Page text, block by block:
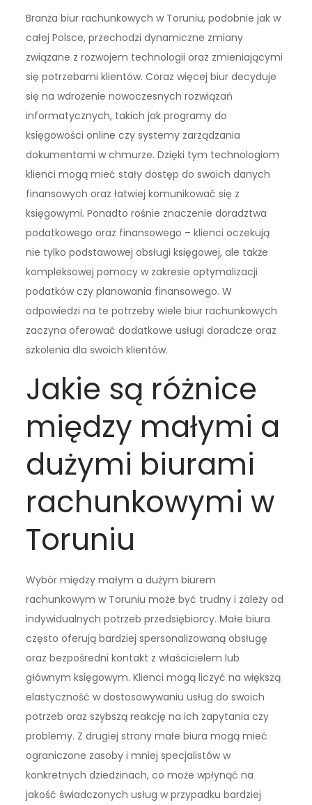
Branża biur rachunkowych w Toruniu, podobnie jak w
całej Polsce, przechodzi dynamiczne zmiany
związane z rozwojem technologii oraz zmieniającymi
się potrzebami klientów. Coraz więcej biur decyduje
się na wdrożenie nowoczesnych rozwiązań
informatycznych, takich jak programy do
księgowości online czy systemy zarządzania
dokumentami w chmurze. Dzięki tym technologiom
klienci mogą mieć stały dostęp do swoich danych
finansowych oraz łatwiej komunikować się z
księgowymi. Ponadto rośnie znaczenie doradztwa
podatkowego oraz finansowego – klienci oczekują
nie tylko podstawowej obsługi księgowej, ale także
kompleksowej pomocy w zakresie optymalizacji
podatków czy planowania finansowego. W
odpowiedzi na te potrzeby wiele biur rachunkowych
zaczyna oferować dodatkowe usługi doradcze oraz
szkolenia dla swoich klientów.
Jakie są różnice
między małymi a
dużymi biurami
rachunkowymi w
Toruniu
Wybór między małym a dużym biurem
rachunkowym w Toruniu może być trudny i zależy od
indywidualnych potrzeb przedsiębiorcy. Małe biura
często oferują bardziej spersonalizowaną obsługę
oraz bezpośredni kontakt z właścicielem lub
głównym księgowym. Klienci mogą liczyć na większą
elastyczność w dostosowywaniu usług do swoich
potrzeb oraz szybszą reakcję na ich zapytania czy
problemy. Z drugiej strony małe biura mogą mieć
ograniczone zasoby i mniej specjalistów w
konkretnych dziedzinach, co może wpłynąć na
jakość świadczonych usług w przypadku bardziej